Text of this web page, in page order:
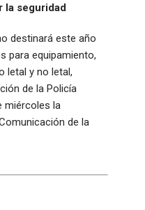
la seguridad
destinará este año
para equipamiento,
letal y no letal,
de la Policía
miércoles la
de la